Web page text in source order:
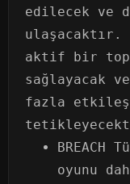
edilecek ve
ulaşacaktır.
aktif bir
sağlayacak
fazla
BREACH
oyunu